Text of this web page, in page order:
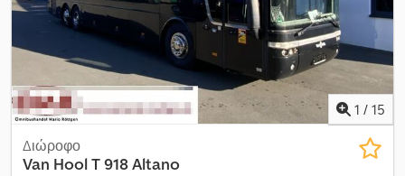
επιβαρύνουν τον αγοραστή. Dedpeyn Rqujfx Al Aekr Το όχημα
διατίθεται σε τιμή Άμεσης Αγοράς ή μπορείτε να υποβάλετε τη
δική σας προσφορά και να ξεκινήσετε διαπραγμάτευση.
1 / 15
Διώροφο
Van HoolT 918 Altano